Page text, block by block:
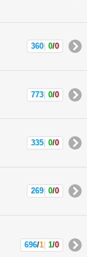
360 0/0
773 0/0
335 0/0
269 0/0
696/1 1/0